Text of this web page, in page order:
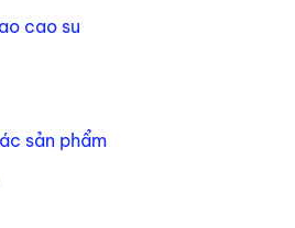
cao su
sản phẩm